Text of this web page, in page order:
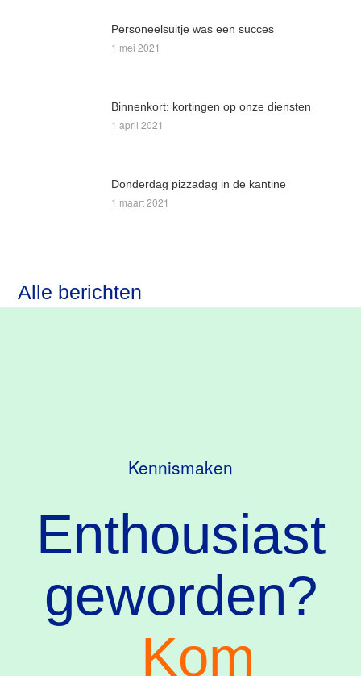
Personeelsuitje was een succes
1 mei 2021
Binnenkort: kortingen op onze diensten
1 april 2021
Donderdag pizzadag in de kantine
1 maart 2021
Alle berichten
Kennismaken
Enthousiast
geworden?
Kom